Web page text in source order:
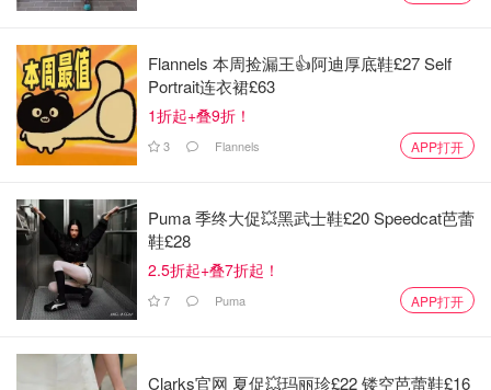
阿喵想睡觉
是我老了…… 倒数完，凤凰传奇的声音一响起，好亲切啊！
Flannels 本周捡漏王👍阿迪厚底鞋£27 Self
Portrait连衣裙£63
1折起+叠9折！
3 Flannels APP打开
Puma 季终大促💥黑武士鞋£20 Speedcat芭蕾
鞋£28
2.5折起+叠7折起！
7 Puma APP打开
Clarks官网 夏促💥玛丽珍£22 镂空芭蕾鞋£16